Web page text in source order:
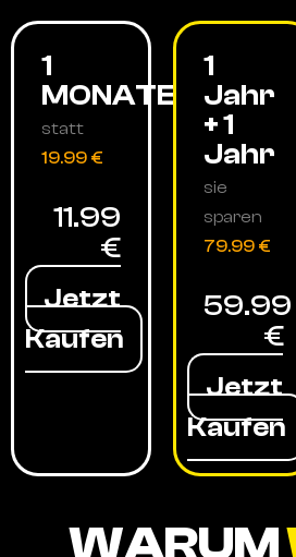
1
MONATE
statt
19.99 €
11.99
€
Jetzt
Kaufen
1
Jahr
+ 1
Jahr
sie
sparen
79.99 €
59.99
€
Jetzt
Kaufen
WARUM